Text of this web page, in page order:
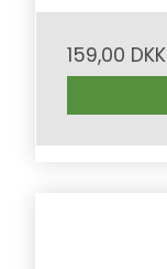
159,00 DKK